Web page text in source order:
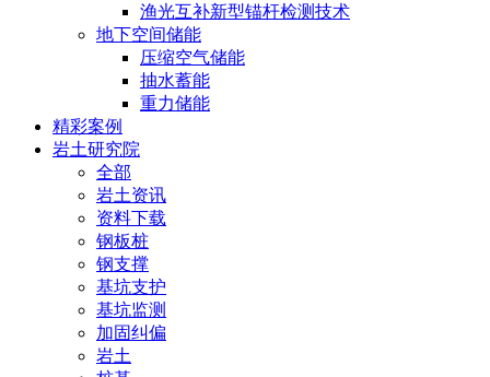
渔光互补新型锚杆检测技术
地下空间储能
压缩空气储能
抽水蓄能
重力储能
精彩案例
岩土研究院
全部
岩土资讯
资料下载
钢板桩
钢支撑
基坑支护
基坑监测
加固纠偏
岩土